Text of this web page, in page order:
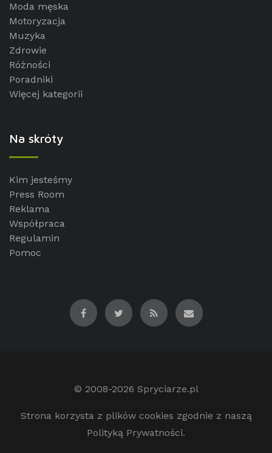
Moda męska
Motoryzacja
Muzyka
Zdrowie
Różności
Poradniki
Więcej kategorii
Na skróty
Kim jesteśmy
Press Room
Reklama
Współpraca
Regulamin
Pomoc
© 2008-2026 Spryciarze.pl
Strona korzysta z plików cookies zgodnie z naszą
Polityką Prywatności.